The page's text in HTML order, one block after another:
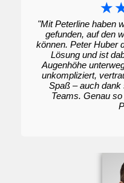
☆
"Mit Peterline haben
gefunden, auf den
können. Peter Huber
Lösung und ist
Augenhöhe
unkompliziert,
Spaß – auch dank
Teams. Genau